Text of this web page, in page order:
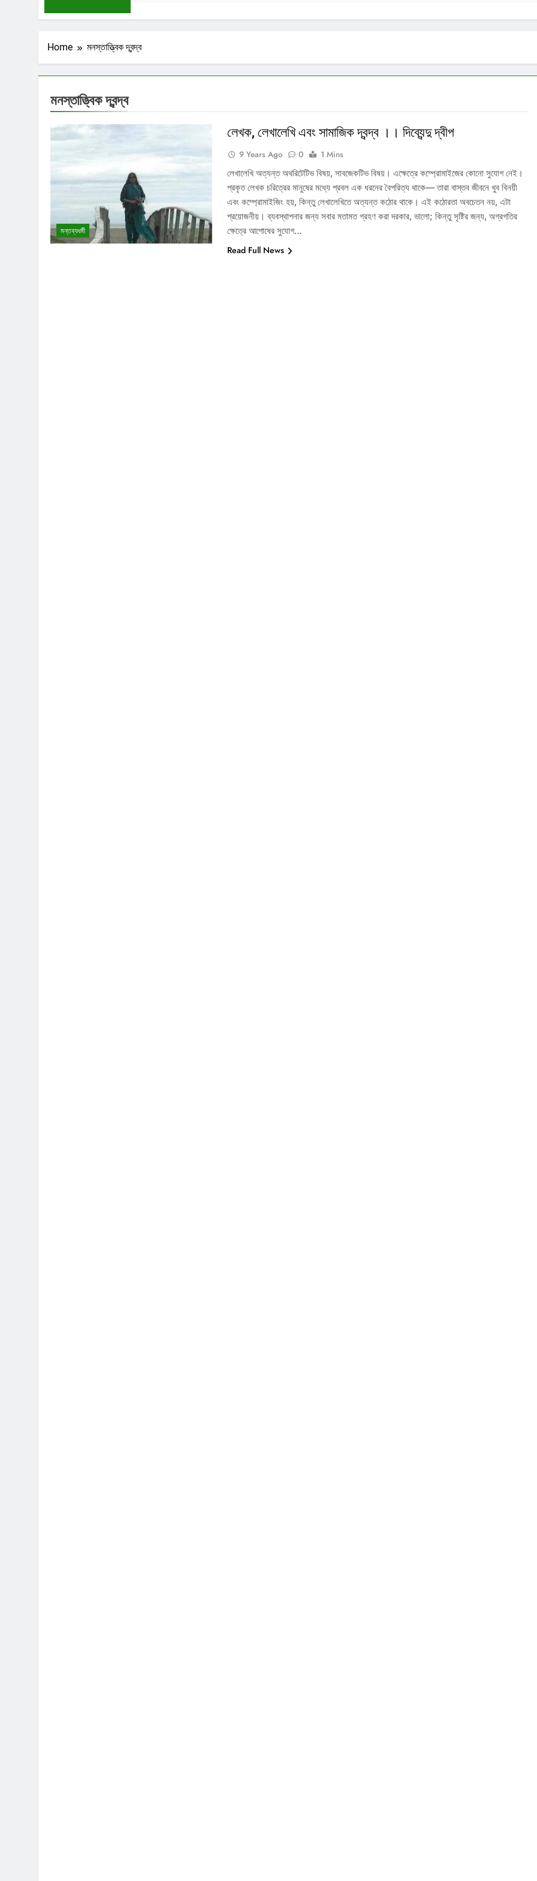
Home মনস্তাত্ত্বিক দ্বন্দ্ব
মনস্তাত্ত্বিক দ্বন্দ্ব
মন্তব্যধর্মী
লেখক, লেখালেখি এবং সামাজিক দ্বন্দ্ব ।। দিব্যেন্দু দ্বীপ
9 Years Ago 0
1 Mins
লেখালেখি অত্যন্ত অথরিটেটিভ বিষয়, সাবজেকটিভ বিষয়। এক্ষেত্রে কম্প্রোমাইজের কোনো সুযোগ নেই।
প্রকৃত লেখক চরিত্রের মানুষের মধ্যে প্রবল এক ধরনের বৈপরিত্য থাকে— তারা বাস্তব জীবনে খুব বিনয়ী
এবং কম্প্রোমাইজিং হয়, কিন্তু লেখালেখিতে অত্যন্ত কঠোর থাকে। এই কঠোরতা অবচেতন নয়, এটা
প্রয়োজনীয়। ব্যবস্থাপনার জন্য সবার মতামত গ্রহণ করা দরকার, ভালো; কিন্তু সৃষ্টির জন্য, অগ্রগতির
ক্ষেত্রে আপোষের সুযোগ…
Read Full News